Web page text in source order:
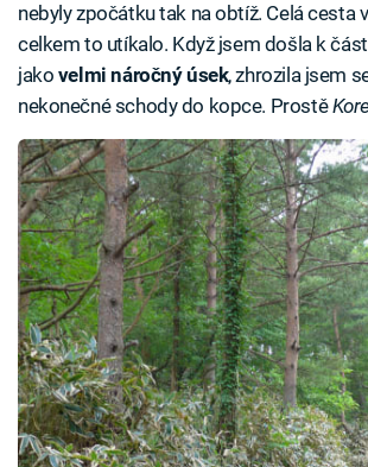
nebyly zpočátku tak na obtíž. Celá cesta
celkem to utíkalo. Když jsem došla k
jako velmi náročný úsek, zhrozila jsem
nekonečné schody do kopce. Prostě